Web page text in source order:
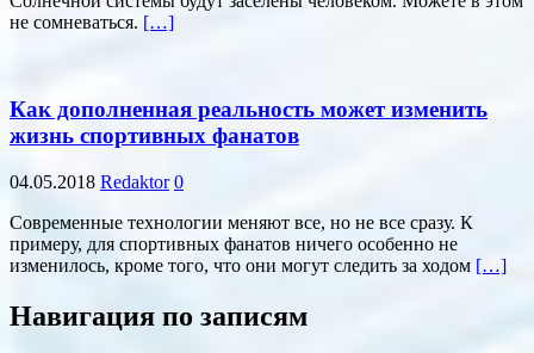
не сомневаться. […]
Как дополненная реальность может изменить
жизнь спортивных фанатов
04.05.2018 Redaktor 0
Современные технологии меняют все, но не все сразу. К
примеру, для спортивных фанатов ничего особенно не
изменилось, кроме того, что они могут следить за ходом […]
Навигация по записям